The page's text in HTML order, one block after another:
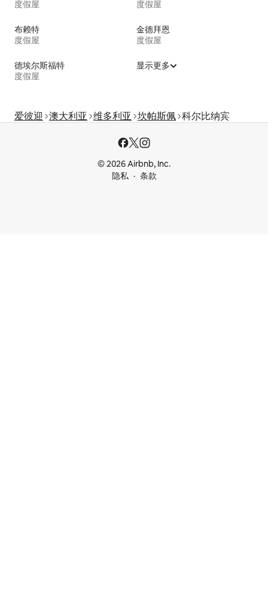
度假屋 度假屋
布赖特
度假屋
金德拜恩
度假屋
德埃尔斯福特
度假屋
显示更多
爱彼迎 澳大利亚 维多利亚 坎帕斯佩 科尔比纳宾
© 2026 Airbnb, Inc.
隐私
条款